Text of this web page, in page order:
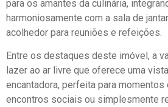
para os amantes da culinária,
harmoniosamente com a sala de
acolhedor para reuniões e refeições.
Entre os destaques deste imóvel, a
lazer ao ar livre que oferece uma
encantadora, perfeita para momentos
encontros sociais ou simplesmente